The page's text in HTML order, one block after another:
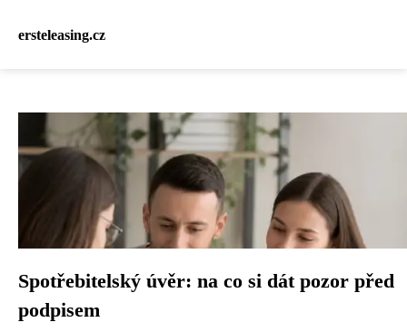
ersteleasing.cz
Spotřebitelský úvěr: na co si dát pozor před
podpisem